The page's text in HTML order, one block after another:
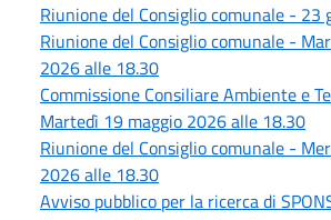
Riunione del Consiglio comunale - 23
Riunione del Consiglio comunale -
2026 alle 18.30
Commissione Consiliare Ambiente e
Martedì 19 maggio 2026 alle 18.30
Riunione del Consiglio comunale -
2026 alle 18.30
Avviso pubblico per la ricerca di